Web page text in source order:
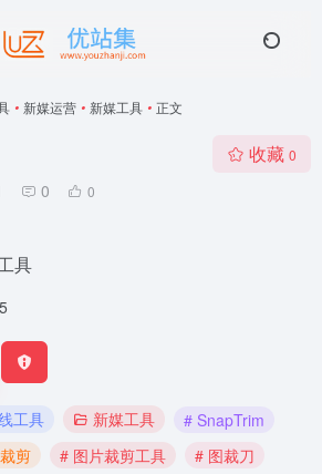
• 新媒运营 • 新媒工具 • 正文
0 0
收藏 0
具
工具 新媒工具
# SnapTrim
剪 # 图片裁剪工具
# 图裁刀